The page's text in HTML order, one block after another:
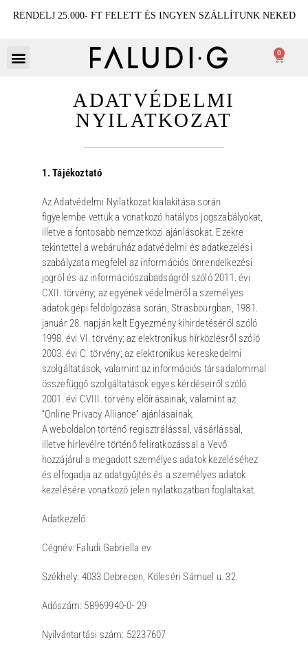
RENDELJ 25.000- FT FELETT ÉS INGYEN SZÁLLÍTUNK NEKED
0
ADATVÉDELMI
NYILATKOZAT
1. Tájékoztató
Az Adatvédelmi Nyilatkozat kialakítása során
figyelembe vettük a vonatkozó hatályos jogszabályokat,
illetve a fontosabb nemzetközi ajánlásokat. Ezekre
tekintettel a webáruház adatvédelmi és adatkezelési
szabályzata megfelel az információs önrendelkezési
jogról és az információszabadságról szóló 2011. évi
CXII. törvény; az egyének védelméről a személyes
adatok gépi feldolgozása során, Strasbourgban, 1981.
január 28. napján kelt Egyezmény kihirdetéséről szóló
1998. évi VI. törvény; az elektronikus hírközlésről szóló
2003. évi C. törvény; az elektronikus kereskedelmi
szolgáltatások, valamint az információs társadalommal
összefüggő szolgáltatások egyes kérdéseiről szóló
2001. évi CVIII. törvény előírásainak, valamint az
“Online Privacy Alliance” ajánlásainak.
A weboldalon történő regisztrálással, vásárlással,
illetve hírlevélre történő feliratkozással a Vevő
hozzájárul a megadott személyes adatok kezeléséhez
és elfogadja az adatgyűjtés és a személyes adatok
kezelésére vonatkozó jelen nyilatkozatban foglaltakat.
Adatkezelő:
Cégnév: Faludi Gabriella ev
Székhely: 4033 Debrecen, Köleséri Sámuel u. 32.
Adószám: 58969940-0- 29
Nyilvántartási szám: 52237607